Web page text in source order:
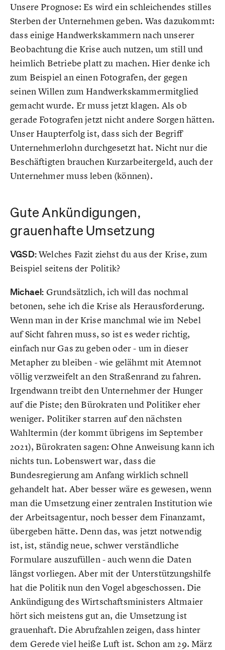
Unsere Prognose: Es wird ein schleichendes stilles
Sterben der Unternehmen geben. Was dazukommt:
dass einige Handwerkskammern nach unserer
Beobachtung die Krise auch nutzen, um still und
heimlich Betriebe platt zu machen. Hier denke ich
zum Beispiel an einen Fotografen, der gegen
seinen Willen zum Handwerkskammermitglied
gemacht wurde. Er muss jetzt klagen. Als ob
gerade Fotografen jetzt nicht andere Sorgen hätten.
Unser Haupterfolg ist, dass sich der Begriff
Unternehmerlohn durchgesetzt hat. Nicht nur die
Beschäftigten brauchen Kurzarbeitergeld, auch der
Unternehmer muss leben (können).
Gute Ankündigungen,
grauenhafte Umsetzung
VGSD:Welches Fazit ziehst du aus der Krise, zum
Beispiel seitens der Politik?
Michael: Grundsätzlich, ich will das nochmal
betonen, sehe ich die Krise als Herausforderung.
Wenn man in der Krise manchmal wie im Nebel
auf Sicht fahren muss, so ist es weder richtig,
einfach nur Gas zu geben oder - um in dieser
Metapher zu bleiben - wie gelähmt mit Atemnot
völlig verzweifelt an den Straßenrand zu fahren.
Irgendwann treibt den Unternehmer der Hunger
auf die Piste; den Bürokraten und Politiker eher
weniger. Politiker starren auf den nächsten
Wahltermin (der kommt übrigens im September
2021), Bürokraten sagen: Ohne Anweisung kann ich
nichts tun. Lobenswert war, dass die
Bundesregierung am Anfang wirklich schnell
gehandelt hat. Aber besser wäre es gewesen, wenn
man die Umsetzung einer zentralen Institution wie
der Arbeitsagentur, noch besser dem Finanzamt,
übergeben hätte. Denn das, was jetzt notwendig
ist, ist, ständig neue, schwer verständliche
Formulare auszufüllen - auch wenn die Daten
längst vorliegen. Aber mit der Unterstützungshilfe
hat die Politik nun den Vogel abgeschossen. Die
Ankündigung des Wirtschaftsministers Altmaier
hört sich meistens gut an, die Umsetzung ist
grauenhaft. Die Abrufzahlen zeigen, dass hinter
dem Gerede viel heiße Luft ist. Schon am 29. März